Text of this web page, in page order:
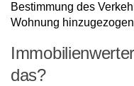
Bestimmung des
Wohnung
das?